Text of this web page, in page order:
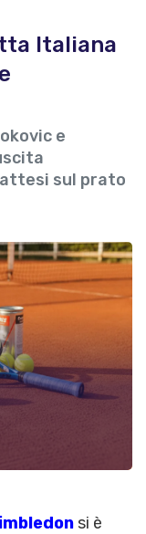
Italiana
e
sul prato
si è